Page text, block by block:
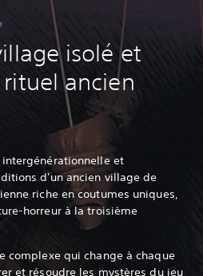
isolé et
ancien
et
d'un ancien village de
riche en coutumes uniques,
horreur à la troisième
complexe qui change à chaque
et résoudre les mystères du jeu